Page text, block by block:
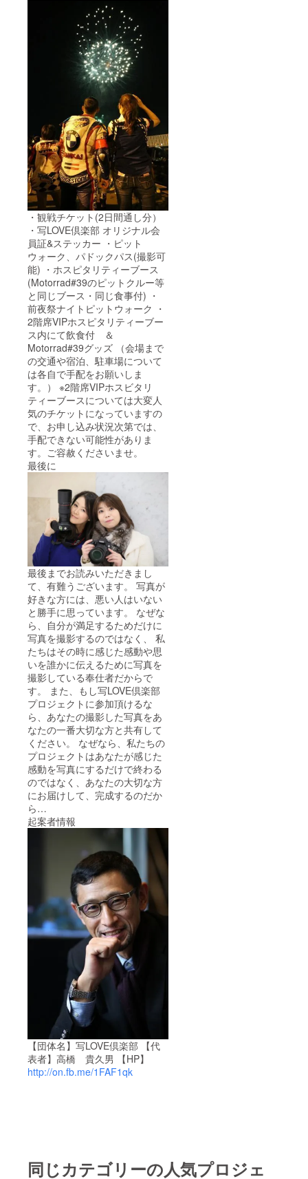
・観戦チケット(2日間通し分）
・写LOVE倶楽部 オリジナル会
員証&ステッカー ・ピット
ウォーク、パドックパス(撮影可
能) ・ホスピタリティーブース
(Motorrad#39のピットクルー等
と同じブース・同じ食事付) ・
前夜祭ナイトピットウォーク ・
2階席VIPホスピタリティーブー
ス内にて飲食付 ＆
Motorrad#39グッズ （会場まで
の交通や宿泊、駐車場について
は各自で手配をお願いしま
す。） ※2階席VIPホスビタリ
ティーブースについては大変人
気のチケットになっていますの
で、お申し込み状況次第では、
手配できない可能性がありま
す。ご容赦くださいませ。
最後に
最後までお読みいただきまし
て、有難うございます。 写真が
好きな方には、悪い人はいない
と勝手に思っています。 なぜな
ら、自分が満足するためだけに
写真を撮影するのではなく、 私
たちはその時に感じた感動や思
いを誰かに伝えるために写真を
撮影している奉仕者だからで
す。 また、もし写LOVE倶楽部
プロジェクトに参加頂けるな
ら、あなたの撮影した写真をあ
なたの一番大切な方と共有して
ください。 なぜなら、私たちの
プロジェクトはあなたが感じた
感動を写真にするだけで終わる
のではなく、あなたの大切な方
にお届けして、完成するのだか
ら…
起案者情報
【団体名】写LOVE倶楽部 【代
表者】高橋 貴久男 【HP】
http://on.fb.me/1FAF1qk
同じカテゴリーの人気プロジェ